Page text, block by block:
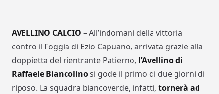
AVELLINO CALCIO – All’indomani della vittoria
contro il Foggia di Ezio Capuano, arrivata grazie alla
doppietta del rientrante Patierno, l’Avellino di
Raffaele Biancolinosi gode il primo di due giorni di
riposo. La squadra biancoverde, infatti, tornerà ad